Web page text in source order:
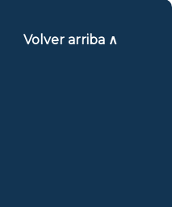
Volver arriba ∧